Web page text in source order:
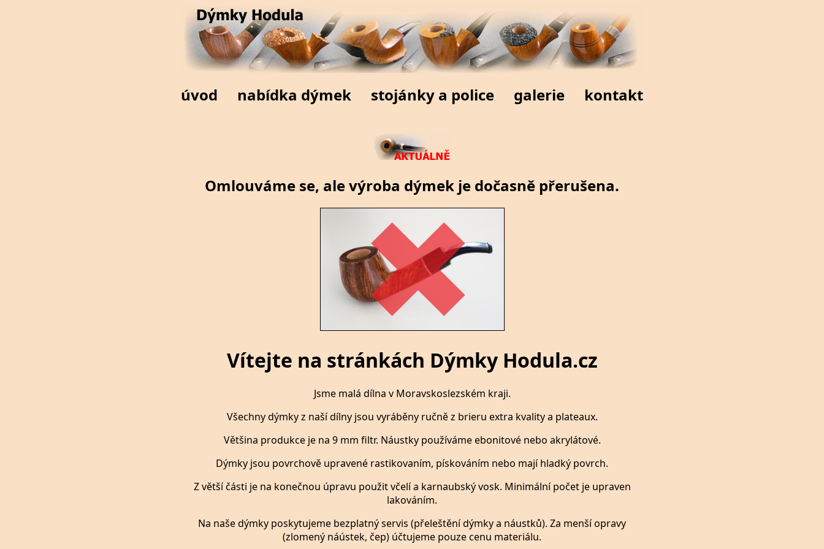
úvod nabídka dýmek stojánky a police galerie kontakt
Omlouváme se, ale výroba dýmek je dočasně přerušena.
Vítejte na stránkách Dýmky Hodula.cz
Jsme malá dílna v Moravskoslezském kraji.
Všechny dýmky z naší dílny jsou vyráběny ručně z brieru extra kvality a plateaux.
Většina produkce je na 9 mm filtr. Náustky používáme ebonitové nebo akrylátové.
Dýmky jsou povrchově upravené rastikovaním, pískováním nebo mají hladký povrch.
Z větší části je na konečnou úpravu použit včelí a karnaubský vosk. Minimální počet je upraven
lakováním.
Na naše dýmky poskytujeme bezplatný servis (přeleštění dýmky a náustků). Za menší opravy
(zlomený náústek, čep) účtujeme pouze cenu materiálu.